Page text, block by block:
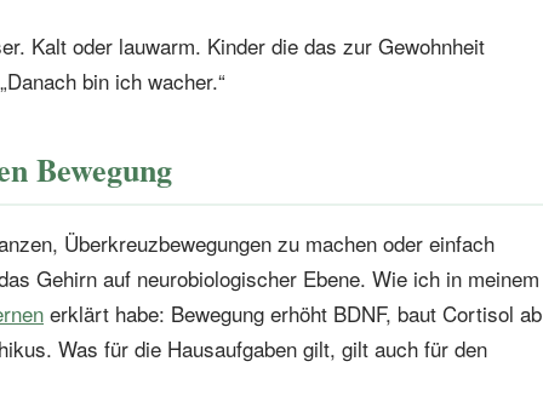
Kalt oder lauwarm. Kinder die das zur Gewohnheit
bin ich wacher.“
Bewegung
Überkreuzbewegungen zu machen oder einfach
Gehirn auf neurobiologischer Ebene. Wie ich in meinem
erklärt habe: Bewegung erhöht BDNF, baut Cortisol ab
Was für die Hausaufgaben gilt, gilt auch für den